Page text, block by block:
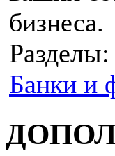
бизнеса.
Разделы:
Банки и